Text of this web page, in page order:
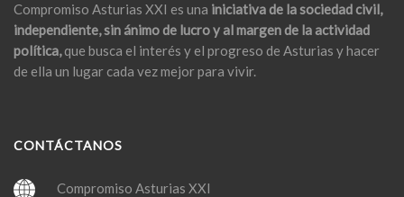
Compromiso Asturias XXI es una iniciativa de la sociedad civil,
independiente, sin ánimo de lucro y al margen de la actividad
política,que busca el interés y el progreso de Asturias y hacer
de ella un lugar cada vez mejor para vivir.
CONTÁCTANOS
Compromiso Asturias XXI